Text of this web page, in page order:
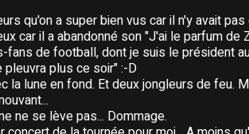
qu'on a super bien vus car il n'y avait pas
car il a abandonné son "J'ai le parfum de
fans de football, dont je suis le président
plus ce soir" :-D
la lune en fond. Et deux jongleurs de feu.
ne se lève pas... Dommage.